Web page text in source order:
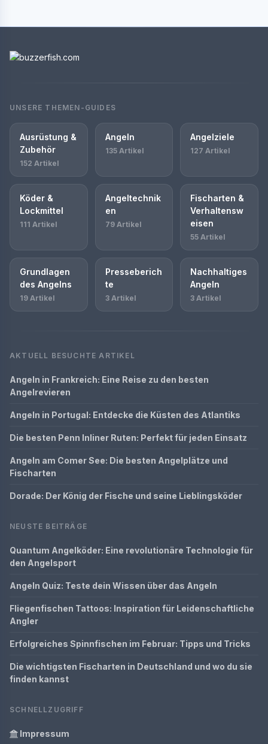
UNSERE THEMEN-GUIDES
Ausrüstung &
Zubehör
152 Artikel
Angeln
135 Artikel
Angelziele
127 Artikel
Köder &
Lockmittel
111 Artikel
Angeltechnik
en
79 Artikel
Fischarten &
Verhaltensw
eisen
55 Artikel
Grundlagen
des Angelns
19 Artikel
Presseberich
te
3 Artikel
Nachhaltiges
Angeln
3 Artikel
AKTUELL BESUCHTE ARTIKEL
Angeln in Frankreich: Eine Reise zu den besten
Angelrevieren
Angeln in Portugal: Entdecke die Küsten des Atlantiks
Die besten Penn Inliner Ruten: Perfekt für jeden Einsatz
Angeln am Comer See: Die besten Angelplätze und
Fischarten
Dorade: Der König der Fische und seine Lieblingsköder
NEUSTE BEITRÄGE
Quantum Angelköder: Eine revolutionäre Technologie für
den Angelsport
Angeln Quiz: Teste dein Wissen über das Angeln
Fliegenfischen Tattoos: Inspiration für Leidenschaftliche
Angler
Erfolgreiches Spinnfischen im Februar: Tipps und Tricks
Die wichtigsten Fischarten in Deutschland und wo du sie
finden kannst
SCHNELLZUGRIFF
Impressum